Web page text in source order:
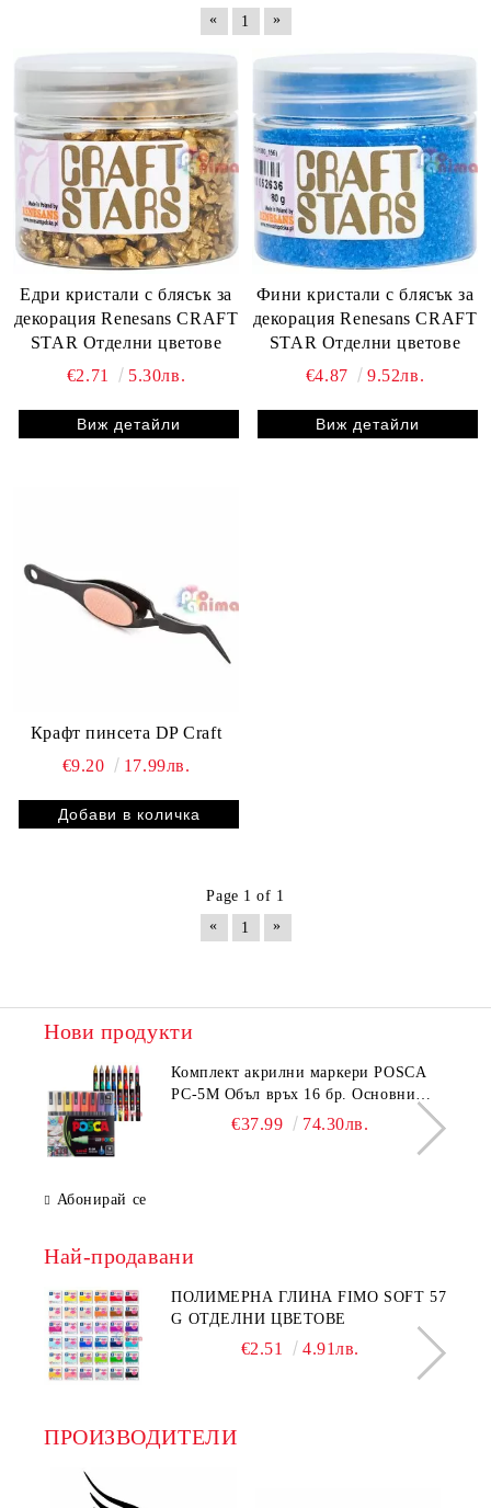
« 1 »
Едри кристали с блясък за
декорация Renesans CRAFT
STAR Отделни цветове
€2.71
5.30лв.
Виж детайли
Фини кристали с блясък за
декорация Renesans CRAFT
STAR Отделни цветове
€4.87
9.52лв.
Виж детайли
Крафт пинсета DP Craft
€9.20
17.99лв.
Page 1 of 1
«
1 »
Нови продукти
Комплeкт акрилни маркери POSCA
PC-5M Объл връх 16 бр. Основни
€37.99 74.30лв.
Абонирай се
Най-продавани
ПОЛИМЕРНА ГЛИНА FIMO SOFT 57
G ОТДЕЛНИ ЦВЕТОВЕ
€2.51 4.91лв.
ПРОИЗВОДИТЕЛИ